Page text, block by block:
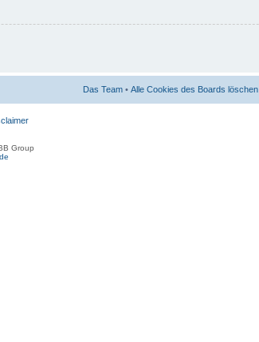
Das Team • Alle Cookies des Boards löschen
Group